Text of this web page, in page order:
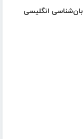
انگلیسی